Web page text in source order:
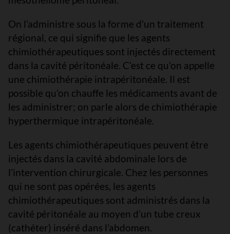
On l’administre sous la forme d’un traitement
régional, ce qui signifie que les agents
chimiothérapeutiques sont injectés directement
dans la cavité péritonéale. C’est ce qu’on appelle
une chimiothérapie intrapéritonéale. Il est
possible qu’on chauffe les médicaments avant de
les administrer; on parle alors de chimiothérapie
hyperthermique intrapéritonéale.
Les agents chimiothérapeutiques peuvent être
injectés dans la cavité abdominale lors de
l’intervention chirurgicale. Chez les personnes
qui ne sont pas opérées, les agents
chimiothérapeutiques sont administrés dans la
cavité péritonéale au moyen d’un tube creux
(cathéter) inséré dans l’abdomen.